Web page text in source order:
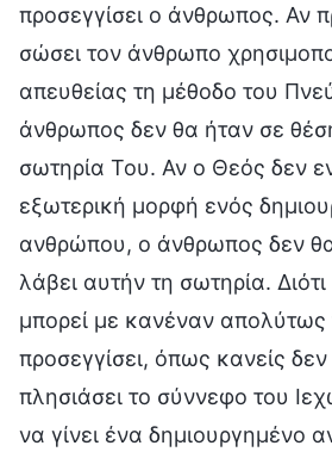
προσεγγίσει ο άνθρωπος. Αν
σώσει τον άνθρωπο
απευθείας τη μέθοδο του
άνθρωπος δεν θα ήταν σε
σωτηρία Του. Αν ο Θεός δεν
εξωτερική μορφή ενός
ανθρώπου, ο άνθρωπος δεν
λάβει αυτήν τη σωτηρία.
μπορεί με κανέναν
προσεγγίσει, όπως κανείς
πλησιάσει το σύννεφο του
να γίνει ένα δημιουργημένο